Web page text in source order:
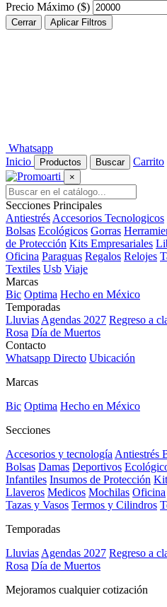
Precio Máximo ($)
Cerrar Aplicar Filtros
Whatsapp
Inicio
Productos Buscar Carrito
×
Secciones Principales
Antiestrés Accesorios Tecnologicos
Bolsas Ecológicos Gorras
de Protección Kits Empresariales
Oficina Paraguas Regalos Relojes
Textiles Usb Viaje
Marcas
Bic Optima Hecho en México
Temporadas
Lluvias Agendas 2027 Regreso a
Rosa Día de Muertos
Contacto
Whatsapp Directo Ubicación
Marcas
Bic Optima Hecho en México
Secciones
Accesorios y tecnología Antiestrés
Bolsas Damas Deportivos
Infantiles Insumos de Protección
Llaveros Medicos Mochilas Oficina
Tazas y Vasos Termos y Cilindros
Temporadas
Lluvias Agendas 2027 Regreso a
Rosa Día de Muertos
Mejoramos cualquier cotización